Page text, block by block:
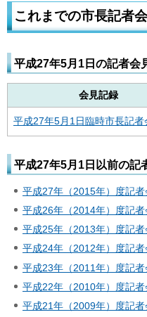
これまでの市長記者
平成27年5月1日の記者会
会見記録
平成27年5月1日臨時市長記者
平成27年5月1日以前の記
平成27年（2015年）度記
平成26年（2014年）度記
平成25年（2013年）度記
平成24年（2012年）度記
平成23年（2011年）度記
平成22年（2010年）度記
平成21年（2009年）度記